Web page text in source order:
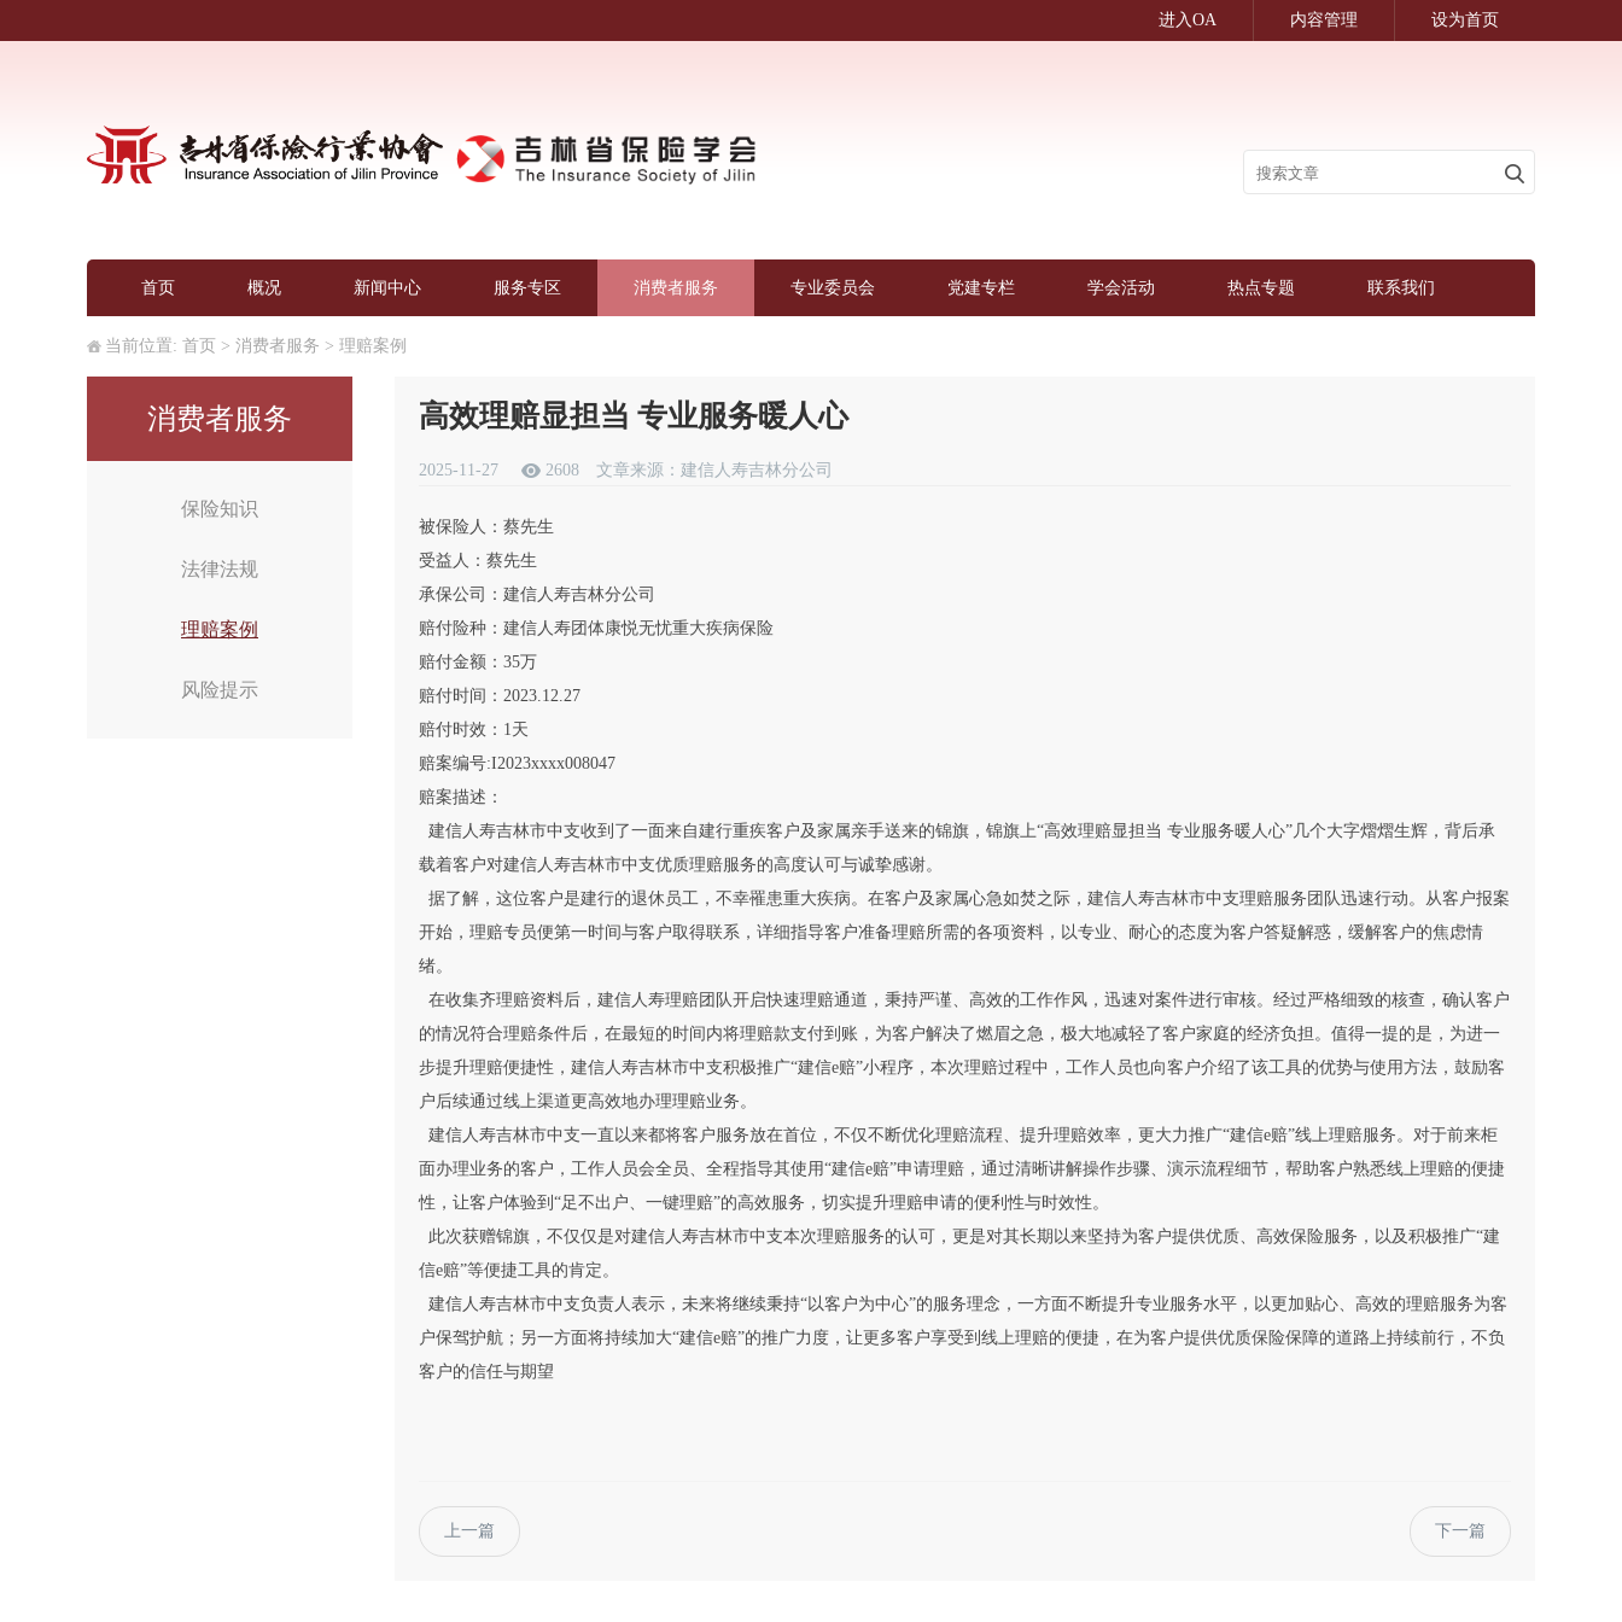
进入OA 内容管理 设为首页
首页 概况 新闻中心 服务专区 消费者服务 专业委员会 党建专栏 学会活动 热点专题 联系我们
当前位置: 首页 > 消费者服务 > 理赔案例
消费者服务
保险知识
法律法规
理赔案例
风险提示
高效理赔显担当 专业服务暖人心
2025-11-27 2608 文章来源：建信人寿吉林分公司
被保险人：蔡先生
受益人：蔡先生
承保公司：建信人寿吉林分公司
赔付险种：建信人寿团体康悦无忧重大疾病保险
赔付金额：35万
赔付时间：2023.12.27
赔付时效：1天
赔案编号:I2023xxxx008047
赔案描述：
建信人寿吉林市中支收到了一面来自建行重疾客户及家属亲手送来的锦旗，锦旗上“高效理赔显担当 专业服务暖人心”几个大字熠熠生辉，背后承
载着客户对建信人寿吉林市中支优质理赔服务的高度认可与诚挚感谢。
据了解，这位客户是建行的退休员工，不幸罹患重大疾病。在客户及家属心急如焚之际，建信人寿吉林市中支理赔服务团队迅速行动。从客户报案
开始，理赔专员便第一时间与客户取得联系，详细指导客户准备理赔所需的各项资料，以专业、耐心的态度为客户答疑解惑，缓解客户的焦虑情
绪。
在收集齐理赔资料后，建信人寿理赔团队开启快速理赔通道，秉持严谨、高效的工作作风，迅速对案件进行审核。经过严格细致的核查，确认客户
的情况符合理赔条件后，在最短的时间内将理赔款支付到账，为客户解决了燃眉之急，极大地减轻了客户家庭的经济负担。值得一提的是，为进一
步提升理赔便捷性，建信人寿吉林市中支积极推广“建信e赔”小程序，本次理赔过程中，工作人员也向客户介绍了该工具的优势与使用方法，鼓励客
户后续通过线上渠道更高效地办理理赔业务。
建信人寿吉林市中支一直以来都将客户服务放在首位，不仅不断优化理赔流程、提升理赔效率，更大力推广“建信e赔”线上理赔服务。对于前来柜
面办理业务的客户，工作人员会全员、全程指导其使用“建信e赔”申请理赔，通过清晰讲解操作步骤、演示流程细节，帮助客户熟悉线上理赔的便捷
性，让客户体验到“足不出户、一键理赔”的高效服务，切实提升理赔申请的便利性与时效性。
此次获赠锦旗，不仅仅是对建信人寿吉林市中支本次理赔服务的认可，更是对其长期以来坚持为客户提供优质、高效保险服务，以及积极推广“建
信e赔”等便捷工具的肯定。
建信人寿吉林市中支负责人表示，未来将继续秉持“以客户为中心”的服务理念，一方面不断提升专业服务水平，以更加贴心、高效的理赔服务为客
户保驾护航；另一方面将持续加大“建信e赔”的推广力度，让更多客户享受到线上理赔的便捷，在为客户提供优质保险保障的道路上持续前行，不负
客户的信任与期望
上一篇 下一篇